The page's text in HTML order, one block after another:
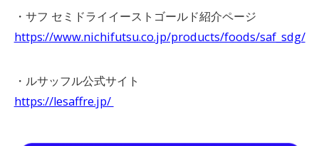
・サフ セミドライイーストゴールド紹介ページ
https://www.nichifutsu.co.jp/products/foods/saf_sdg/
・ルサッフル公式サイト
https://lesaffre.jp/